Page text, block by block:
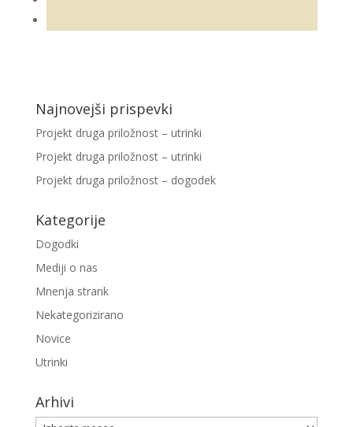
Najnovejši prispevki
Projekt druga priložnost – utrinki
Projekt druga priložnost – utrinki
Projekt druga priložnost – dogodek
Kategorije
Dogodki
Mediji o nas
Mnenja strank
Nekategorizirano
Novice
Utrinki
Arhivi